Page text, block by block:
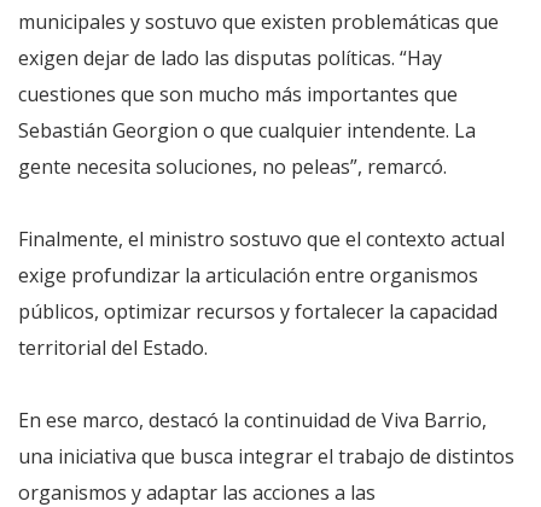
municipales y sostuvo que existen problemáticas que
exigen dejar de lado las disputas políticas. “Hay
cuestiones que son mucho más importantes que
Sebastián Georgion o que cualquier intendente. La
gente necesita soluciones, no peleas”, remarcó.
Finalmente, el ministro sostuvo que el contexto actual
exige profundizar la articulación entre organismos
públicos, optimizar recursos y fortalecer la capacidad
territorial del Estado.
En ese marco, destacó la continuidad de Viva Barrio,
una iniciativa que busca integrar el trabajo de distintos
organismos y adaptar las acciones a las